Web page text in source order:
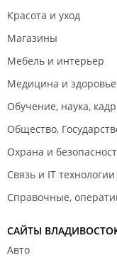
Красота и уход
Магазины
Мебель и интерьер
Медицина и здоровье
Обучение, наука,
Общество,
Охрана и
Связь и IT технологии
Справочные,
САЙТЫ
Авто